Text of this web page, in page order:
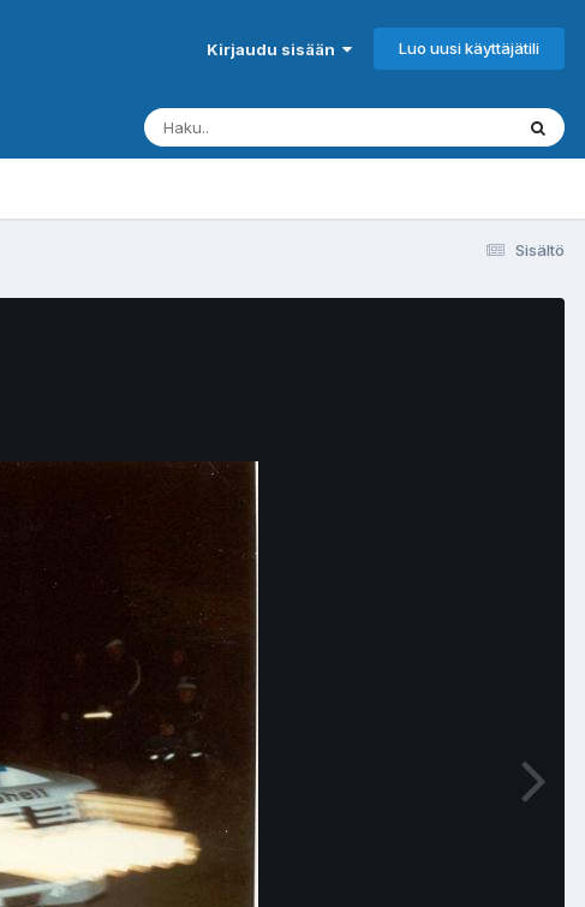
Kirjaudu sisään Luo uusi käyttäjätili
Sisältö